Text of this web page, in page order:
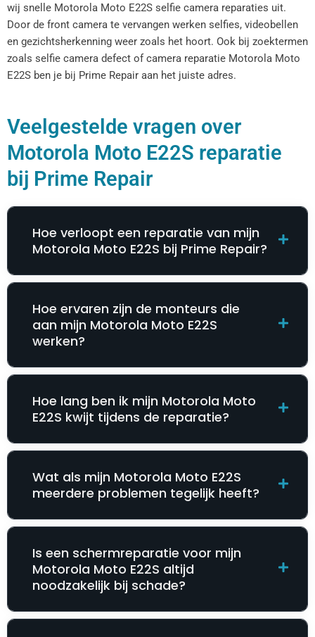
wij snelle Motorola Moto E22S selfie camera reparaties uit.
Door de front camera te vervangen werken selfies, videobellen
en gezichtsherkenning weer zoals het hoort. Ook bij zoektermen
zoals selfie camera defect of camera reparatie Motorola Moto
E22S ben je bij Prime Repair aan het juiste adres.
Veelgestelde vragen over
Motorola Moto E22S reparatie
bij Prime Repair
Hoe verloopt een reparatie van mijn
Motorola Moto E22S bij Prime Repair?
Hoe ervaren zijn de monteurs die
aan mijn Motorola Moto E22S
werken?
Hoe lang ben ik mijn Motorola Moto
E22S kwijt tijdens de reparatie?
Wat als mijn Motorola Moto E22S
meerdere problemen tegelijk heeft?
Is een schermreparatie voor mijn
Motorola Moto E22S altijd
noodzakelijk bij schade?